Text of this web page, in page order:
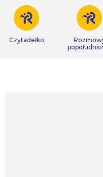
Czytadełko